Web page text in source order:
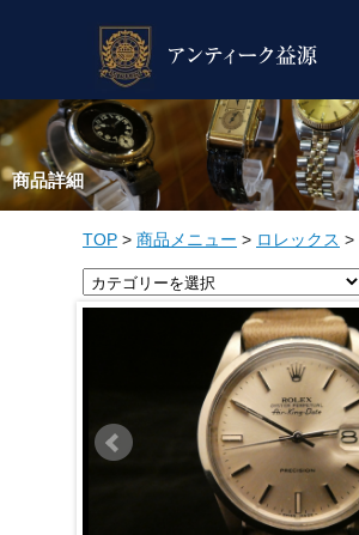
商品詳細
TOP > 商品メニュー > ロレックス >